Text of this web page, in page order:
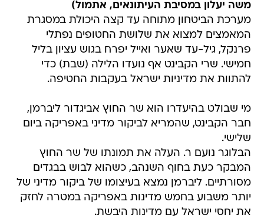
משה יעלון במסיבת העיתונאים, אתמול)
מערכת הביטחון מתוחה עד קצה היכולת במסגרת
המאמצים למצוא את שלושת החטופים נפתלי
פרנקל, גיל-עד שאער ואייל יפרח בגוש עציון בליל
חמישי. שרי הקבינט אף נועדו הלילה (שבת) כדי
להתוות את מדיניות ישראל בעקבות החטיפה.
מי שבולט בהיעדרו הוא שר החוץ אביגדור ליברמן,
חבר הקבינט, שהמריא לביקור מדיני באפריקה ביום
שלישי.
הבלוגר נועם ר. העלה את תמונתו של שר החוץ
המבקר כעת בחוף השנהב, כשהוא לבוש בבגדים
מסורתיים. ליברמן נמצא בעיצומו של ביקור מדיני של
יותר משבוע בחמש מדינות באפריקה במטרה לחזק
את יחסי ישראל עם מדינות היבשת.